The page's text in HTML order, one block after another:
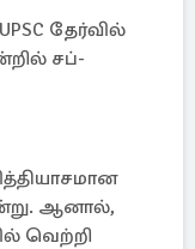
தேர்வில்
சப்-
ஆனால்,
வெற்றி